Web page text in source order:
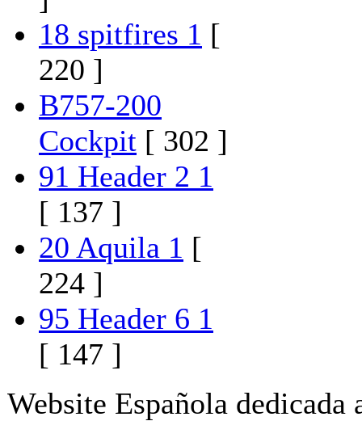
18 spitfires 1 [
220 ]
B757-200
Cockpit [ 302 ]
91 Header 2 1
[ 137 ]
20 Aquila 1 [
224 ]
95 Header 6 1
[ 147 ]
Website Española